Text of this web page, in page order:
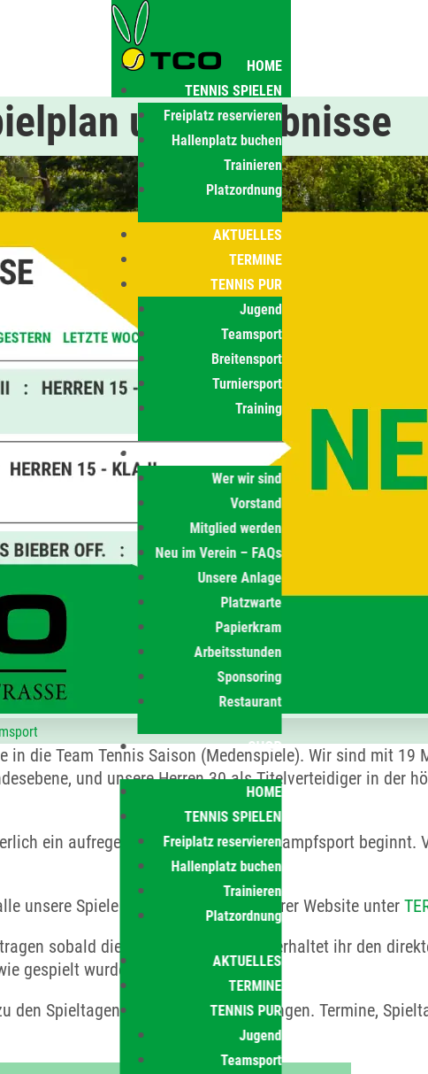
HOME
TENNIS SPIELEN
Freiplatz reservieren
Hallenplatz buchen
Trainieren
Platzordnung
AKTUELLES
TERMINE
TENNIS PUR
Jugend
Teamsport
Breitensport
Turniersport
Training
CLUB
Wer wir sind
Vorstand
Mitglied werden
Neu im Verein – FAQs
Unsere Anlage
Platzwarte
Papierkram
Arbeitsstunden
Sponsoring
Restaurant
SHOP
HOME
TENNIS SPIELEN
Freiplatz reservieren
Hallenplatz buchen
Trainieren
Platzordnung
AKTUELLES
TERMINE
TENNIS PUR
Jugend
Teamsport
und Ergebnisse
in die Team Tennis Saison (Medenspiele). Wir sind mit
und unsere Herren 30 als Titelverteidiger in der
ein aufregender Start in den Wettkampfsport beginnt.
unsere Spiele mit Terminen auf unserer Website unter
sobald diese Online sind. Dabei erhaltet ihr den
gespielt wurde.
Spieltagen und Ergebnissen gelangen. Termine,